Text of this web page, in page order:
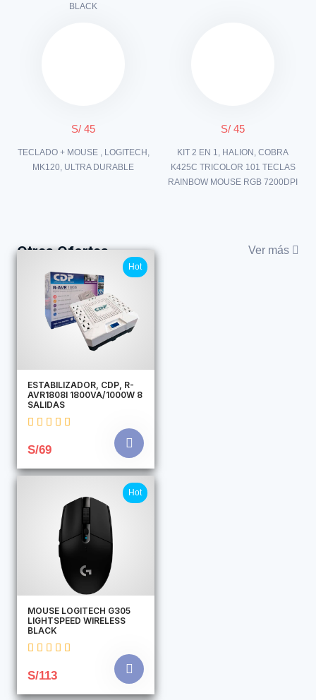
BLACK
S/ 45
TECLADO + MOUSE , LOGITECH,
MK120, ULTRA DURABLE
S/ 45
KIT 2 EN 1, HALION, COBRA
K425C TRICOLOR 101 TECLAS
RAINBOW MOUSE RGB 7200DPI
Otras Ofertas Ver más
Hot
ESTABILIZADOR, CDP, R-
AVR1808I 1800VA/1000W 8
SALIDAS
S/69
Hot
MOUSE LOGITECH G305
LIGHTSPEED WIRELESS
BLACK
S/113